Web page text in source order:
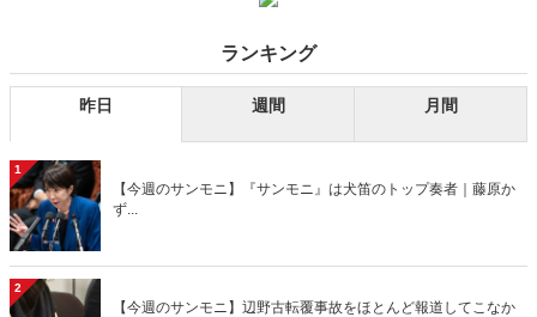
ランキング
昨日 週間 月間
1
【今週のサンモニ】『サンモニ』は犬笛のトップ奏者｜藤原か
ず...
2
【今週のサンモニ】辺野古転覆事故をほとんど報道してこなか